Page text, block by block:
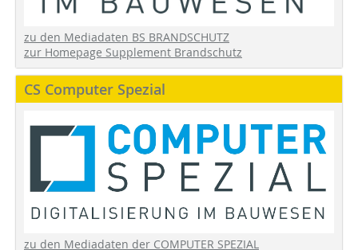
zu den Mediadaten BS BRANDSCHUTZ
zur Homepage Supplement Brandschutz
CS Computer Spezial
zu den Mediadaten der COMPUTER SPEZIAL